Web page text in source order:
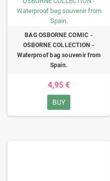
BAG OSBORNE COMIC -
OSBORNE COLLECTION -
Waterproof bag souvenir from
Spain.
4,95 €
BUY